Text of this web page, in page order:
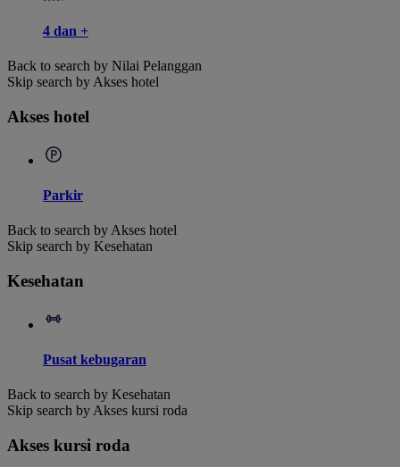
4 dan +
Back to search by Nilai Pelanggan
Skip search by Akses hotel
Akses hotel
Parkir
Back to search by Akses hotel
Skip search by Kesehatan
Kesehatan
Pusat kebugaran
Back to search by Kesehatan
Skip search by Akses kursi roda
Akses kursi roda